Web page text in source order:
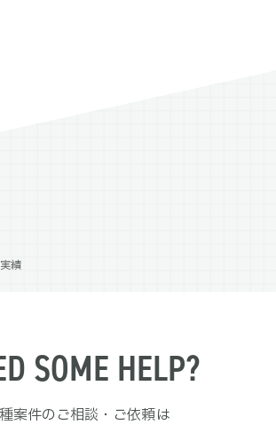
績
SOME HELP?
案件のご相談・ご依頼は